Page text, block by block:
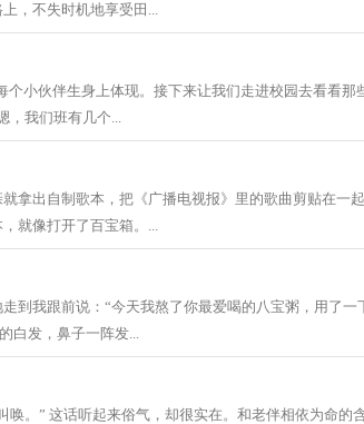
，不失时机地享受田...
个小伙伴生身上体现。接下来让我们走进校园去看看那
，我们班有几个...
拿出自制歌本，把《广播电视报》里的歌曲剪贴在一
就像打开了百宝箱。...
到我跟前说：“今天我熬了你最爱喝的八宝粥，用了一
白发，鼻子一阵发...
唤。” 这话听起来俗气，却很实在。和老伴相依为命的